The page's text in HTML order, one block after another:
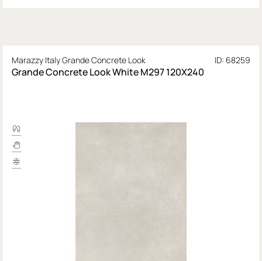
Marazzy Italy Grande Concrete Look ID: 68259
Grande Concrete Look White M297 120X240